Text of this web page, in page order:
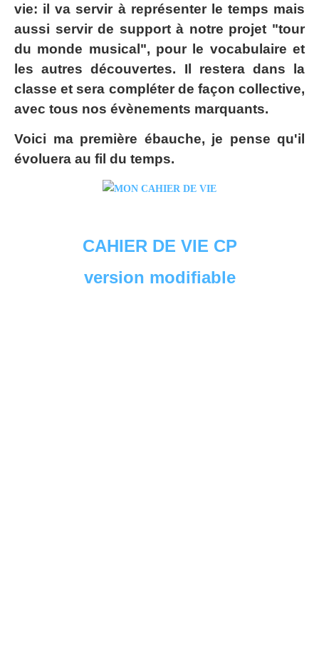
vie: il va servir à représenter le temps mais
aussi servir de support à notre projet "tour
du monde musical", pour le vocabulaire et
les autres découvertes. Il restera dans la
classe et sera compléter de façon collective,
avec tous nos évènements marquants.
Voici ma première ébauche, je pense qu'il
évoluera au fil du temps.
CAHIER DE VIE CP
version modifiable